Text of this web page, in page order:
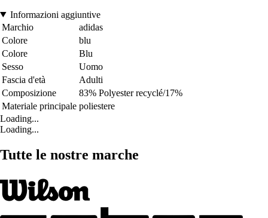
Informazioni aggiuntive
Marchio
adidas
Colore
blu
Colore
Blu
Sesso
Uomo
Fascia d'età
Adulti
Composizione
83% Polyester recyclé/17%
Materiale principale poliestere
Loading...
Loading...
Tutte le nostre marche